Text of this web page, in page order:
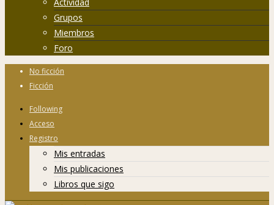
Grupos
Miembros
Foro
No ficción
Ficción
Following
Acceso
Registro
Mis entradas
Mis publicaciones
Libros que sigo